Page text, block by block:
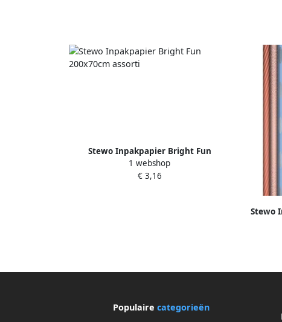
Stewo Inpakpapier Bright Fun
200x70cm assorti
1 webshop
€ 3,16
Stewo
Populaire categorieën